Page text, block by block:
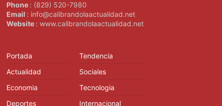
Phone : (829) 520-7980
Email : info@calibrandolaactualidad.net
Website : www.calibrandolaactualidad.net
Portada
Actualidad
Economia
Deportes
Tendencia
Sociales
Tecnologia
Internacional